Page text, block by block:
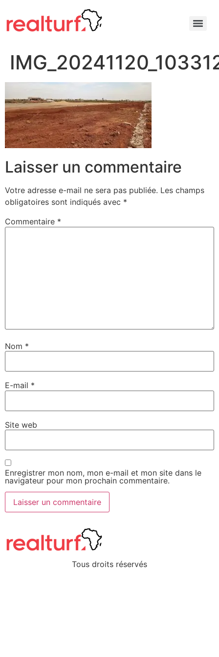
Laisser un commentaire
Votre adresse e-mail ne sera pas publiée. Les champs
obligatoires sont indiqués avec *
Commentaire *
Nom *
E-mail *
Site web
Enregistrer mon nom, mon e-mail et mon site dans le
navigateur pour mon prochain commentaire.
Tous droits réservés